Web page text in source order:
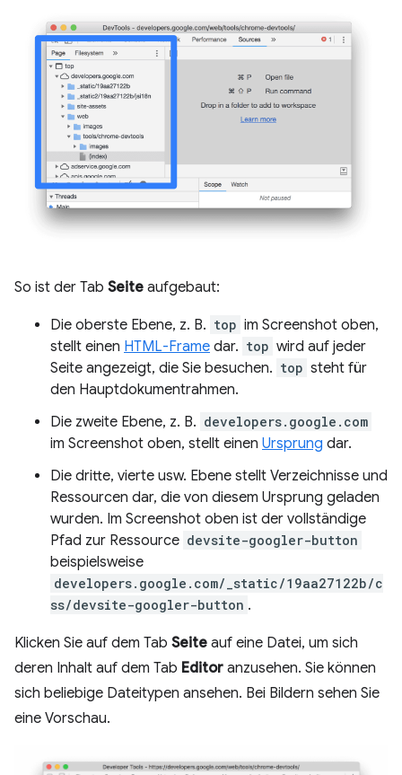
So ist der Tab Seite aufgebaut:
Die oberste Ebene, z. B. top im Screenshot oben,
stellt einen HTML-Frame dar. top wird auf jeder
Seite angezeigt, die Sie besuchen. top steht für
den Hauptdokumentrahmen.
Die zweite Ebene, z. B. developers.google.com
im Screenshot oben, stellt einen Ursprung dar.
Die dritte, vierte usw. Ebene stellt Verzeichnisse und
Ressourcen dar, die von diesem Ursprung geladen
wurden. Im Screenshot oben ist der vollständige
Pfad zur Ressource devsite-googler-button
beispielsweise
developers.google.com/_static/19aa27122b/c
ss/devsite-googler-button .
Klicken Sie auf dem Tab Seite auf eine Datei, um sich
deren Inhalt auf dem Tab Editor anzusehen. Sie können
sich beliebige Dateitypen ansehen. Bei Bildern sehen Sie
eine Vorschau.